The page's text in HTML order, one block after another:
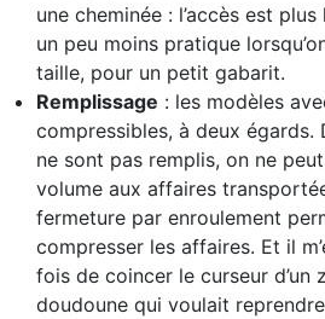
une cheminée : l’accès est
un peu moins pratique
taille, pour un petit gabarit.
Remplissage : les modèles
compressibles, à deux égards.
ne sont pas remplis, on ne
volume aux affaires
fermeture par enroulement
compresser les affaires. Et il
fois de coincer le curseur d’un
doudoune qui voulait